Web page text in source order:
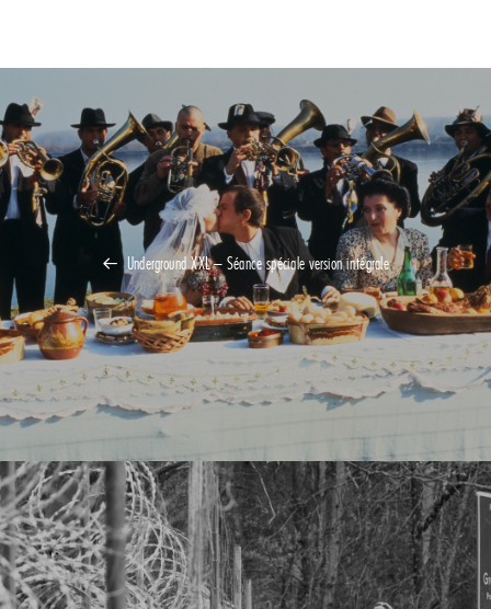
Underground XXL – Séance spéciale version intégrale